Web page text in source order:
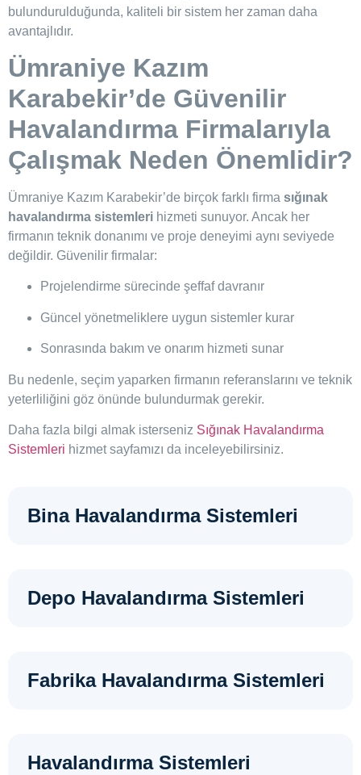
Bina Havalandırma Sistemleri
Depo Havalandırma Sistemleri
Fabrika Havalandırma Sistemleri
Havalandırma Sistemleri
bulundurulduğunda, kaliteli bir sistem her zaman daha
avantajlıdır.
Ümraniye Kazım
Karabekir’de Güvenilir
Havalandırma Firmalarıyla
Çalışmak Neden Önemlidir?
Ümraniye Kazım Karabekir’de birçok farklı firma sığınak
havalandırma sistemleri hizmeti sunuyor. Ancak her
firmanın teknik donanımı ve proje deneyimi aynı seviyede
değildir. Güvenilir firmalar:
Projelendirme sürecinde şeffaf davranır
Güncel yönetmeliklere uygun sistemler kurar
Sonrasında bakım ve onarım hizmeti sunar
Bu nedenle, seçim yaparken firmanın referanslarını ve teknik
yeterliliğini göz önünde bulundurmak gerekir.
Daha fazla bilgi almak isterseniz Sığınak Havalandırma
Sistemleri hizmet sayfamızı da inceleyebilirsiniz.